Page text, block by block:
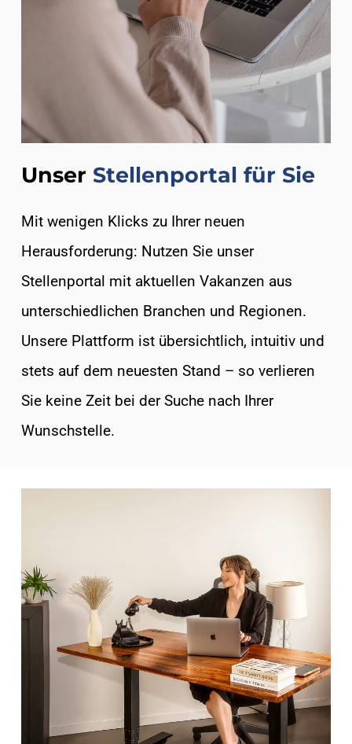
Unser Stellenportal für Sie
Mit wenigen Klicks zu Ihrer neuen
Herausforderung: Nutzen Sie unser
Stellenportal mit aktuellen Vakanzen aus
unterschiedlichen Branchen und Regionen.
Unsere Plattform ist übersichtlich, intuitiv und
stets auf dem neuesten Stand – so verlieren
Sie keine Zeit bei der Suche nach Ihrer
Wunschstelle.